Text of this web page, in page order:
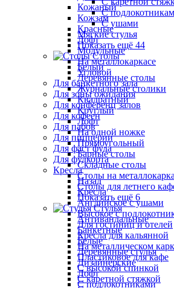
С
С ушами
Мягкие стулья
Показать ещё 44
Столы
Белый
Деревянные столы
Журнальные столики
Квадратный
Круглый
Лофт
На одной ножке
Прямоугольный
Барные столы
Складные столы
Столы на
Столы для летнего
Показать ещё 6
Стулья
Антивандальные
Банкетные
Белые
Деревянные стулья
Дизайнерские
Лофт
С подлокотниками
Кожаный
Кожзам
Красные
Лофт
Модульные
На металлокаркасе
Угловой
Для банкетного зала
Для зоны ожидания
Для конференц залов
Для кофеен
Для пабов
Для пиццерии
Для фаст фуда
Для фудкорта
Кресла
Назад
Кресла
Английское с ушами
Высокое с
Для гостиниц и отелей
Кресла для кальянной
На металлическом
Пластиковое для кафе
С высокой спинкой
С каретной стяжкой